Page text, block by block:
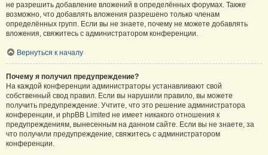
не разрешить добавление вложений в определённых форумах. Также
возможно, что добавлять вложения разрешено только членам
определённых групп. Если вы не знаете, почему не можете добавлять
вложения, свяжитесь с администратором конференции.
Вернуться к началу
Почему я получил предупреждение?
На каждой конференции администраторы устанавливают свой
собственный свод правил. Если вы нарушили правило, вы можете
получить предупреждение. Учтите, что это решение администратора
конференции, и phpBB Limited не имеет никакого отношения к
предупреждениям, вынесенным на данном сайте. Если вы не знаете, за
что получили предупреждение, свяжитесь с администратором
конференции.